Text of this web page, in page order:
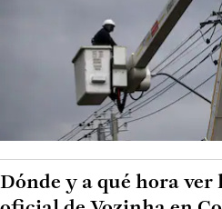
Dónde y a qué hora